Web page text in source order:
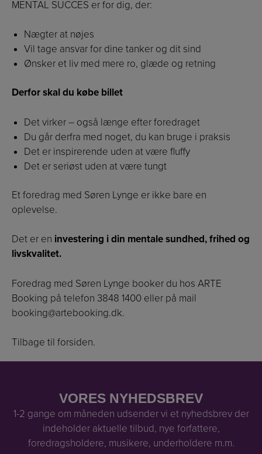
MENTAL SUCCES er for dig, der:
Nægter at nøjes
Vil tage ansvar for dine tanker og dit sind
Ønsker et liv med mere ro, glæde og retning
Derfor skal du købe billet
Det virker – også længe efter foredraget
Du går derfra med noget, du kan bruge i praksis
Det er inspirerende uden at være fluffy
Det er seriøst uden at være tungt
Et foredrag med Søren Lynge er ikke bare en
oplevelse.
Det er en investering i din mentale sundhed, frihed og
livskvalitet.
Foredrag med Søren Lynge booker du hos ARTE
Booking på telefon 3848 1400 eller på mail
booking@artebooking.dk.
Tilbage til forsiden.
VORES NYHEDSBREV
1-2 gange om måneden udsender vi et nyhedsbrev der
indeholder aktuelle tilbud, nye forfattere,
foredragsholdere, musikere, underholdere m.m.